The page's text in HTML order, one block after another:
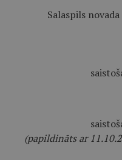
Salaspils
(papildināts ar